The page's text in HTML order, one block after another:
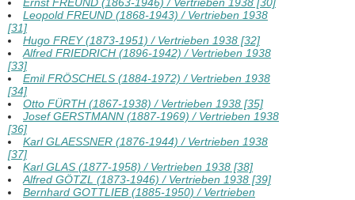
Ernst FREUND (1863-1946) / Vertrieben 1938 [30]
Leopold FREUND (1868-1943) / Vertrieben 1938
[31]
Hugo FREY (1873-1951) / Vertrieben 1938 [32]
Alfred FRIEDRICH (1896-1942) / Vertrieben 1938
[33]
Emil FRÖSCHELS (1884-1972) / Vertrieben 1938
[34]
Otto FÜRTH (1867-1938) / Vertrieben 1938 [35]
Josef GERSTMANN (1887-1969) / Vertrieben 1938
[36]
Karl GLAESSNER (1876-1944) / Vertrieben 1938
[37]
Karl GLAS (1877-1958) / Vertrieben 1938 [38]
Alfred GÖTZL (1873-1946) / Vertrieben 1938 [39]
Bernhard GOTTLIEB (1885-1950) / Vertrieben